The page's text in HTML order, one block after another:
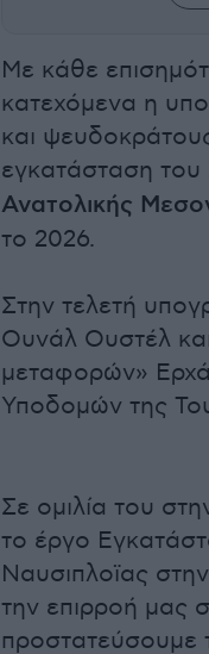
Με κάθε
κατεχόμενα η
και
εγκατάσταση του
Ανατολικής
το 2026.
Στην τελετή
Ουνάλ Ουστέλ
μεταφορών»
Υποδομών της
Σε ομιλία του
το έργο
Ναυσιπλοϊας
την επιρροή μας
προστατεύσουμε